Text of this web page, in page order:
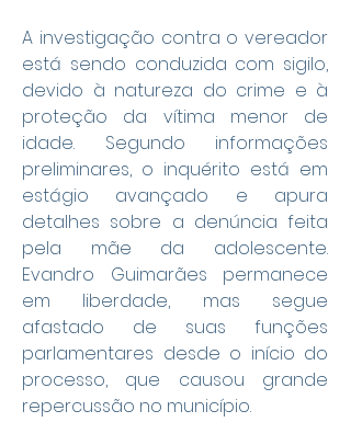
A investigação contra o vereador
está sendo conduzida com sigilo,
devido à natureza do crime e à
proteção da vítima menor de
idade. Segundo informações
preliminares, o inquérito está em
estágio avançado e apura
detalhes sobre a denúncia feita
pela mãe da adolescente.
Evandro Guimarães permanece
em liberdade, mas segue
afastado de suas funções
parlamentares desde o início do
processo, que causou grande
repercussão no município.